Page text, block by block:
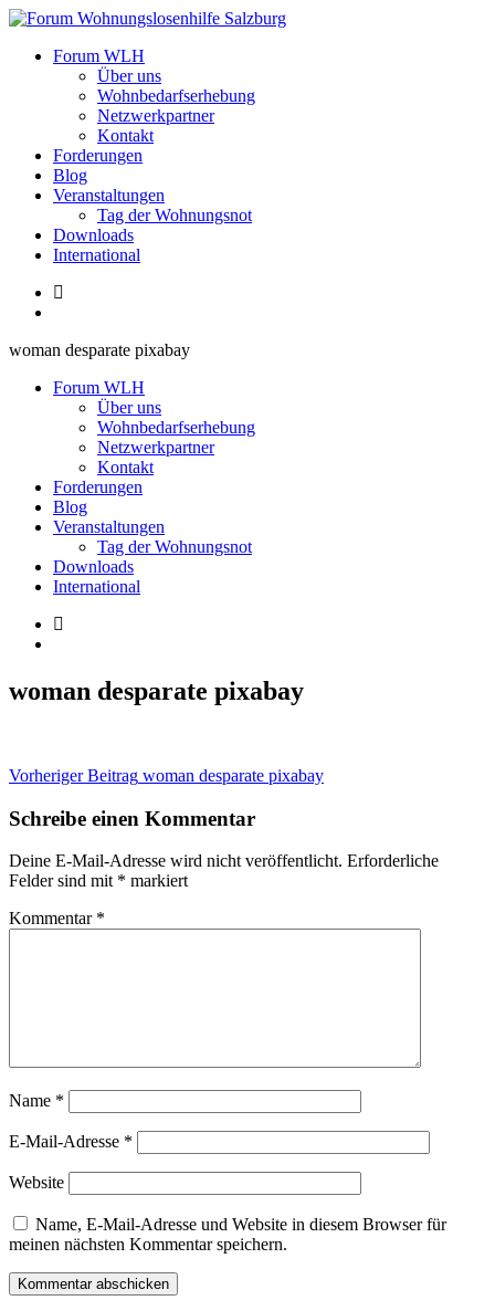
Zum
springen
Forum Wohnungslosenhilfe Salzburg
Forum WLH
Über uns
Wohnbedarfserhebung
Netzwerkpartner
Kontakt
Forderungen
Blog
Veranstaltungen
Tag der Wohnungsnot
Downloads
International
woman desparate pixabay
Forum WLH
Über uns
Wohnbedarfserhebung
Netzwerkpartner
Kontakt
Forderungen
Blog
Veranstaltungen
Tag der Wohnungsnot
Downloads
International
woman desparate pixabay
Beitragsnavigation
Vorheriger Beitrag woman desparate pixabay
Schreibe einen Kommentar
Deine E-Mail-Adresse wird nicht veröffentlicht. Erforderliche
Felder sind mit * markiert
Kommentar *
Name *
E-Mail-Adresse *
Website
Name, E-Mail-Adresse und Website in diesem Browser für
meinen nächsten Kommentar speichern.
Kommentar abschicken